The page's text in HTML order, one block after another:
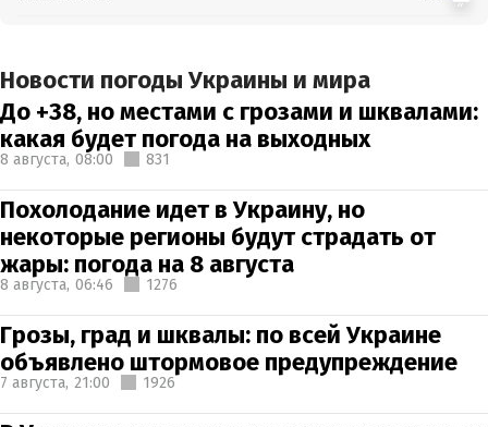
Новости погоды Украины и мира
До +38, но местами с грозами и шквалами:
какая будет погода на выходных
8 августа, 08:00 831
Похолодание идет в Украину, но
некоторые регионы будут страдать от
жары: погода на 8 августа
8 августа, 06:46 1276
Грозы, град и шквалы: по всей Украине
объявлено штормовое предупреждение
7 августа, 21:00 1926